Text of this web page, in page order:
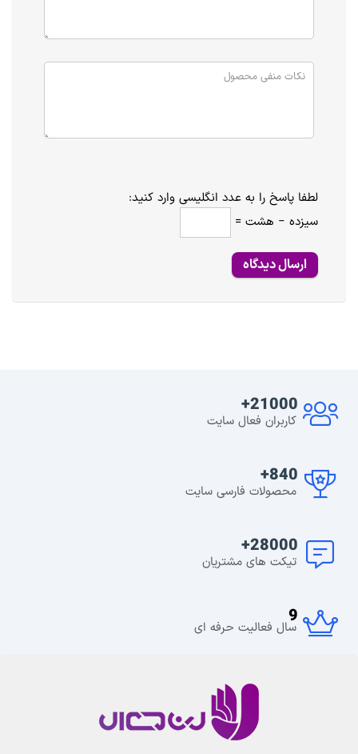
لطفا پاسخ را به عدد انگلیسی وارد کنید:
سیزده − هشت =
21000+
کاربران فعال سایت
840+
محصولات فارسی سایت
28000+
تیکت های مشتریان
9
سال فعالیت حرفه ای